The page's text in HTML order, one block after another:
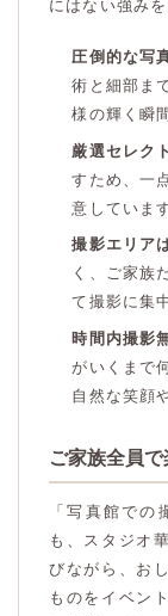
にはない強み
圧倒的な写
術と細部ま
様の輝く瞬
厳選セレク
すため、一
意していま
撮影エリア
く、ご家族
て撮影に集
時間内撮影
がいくまで
自然な笑顔
ご家族全員
「写真館で
も、スタジオ
びながら、お
ものをイベン